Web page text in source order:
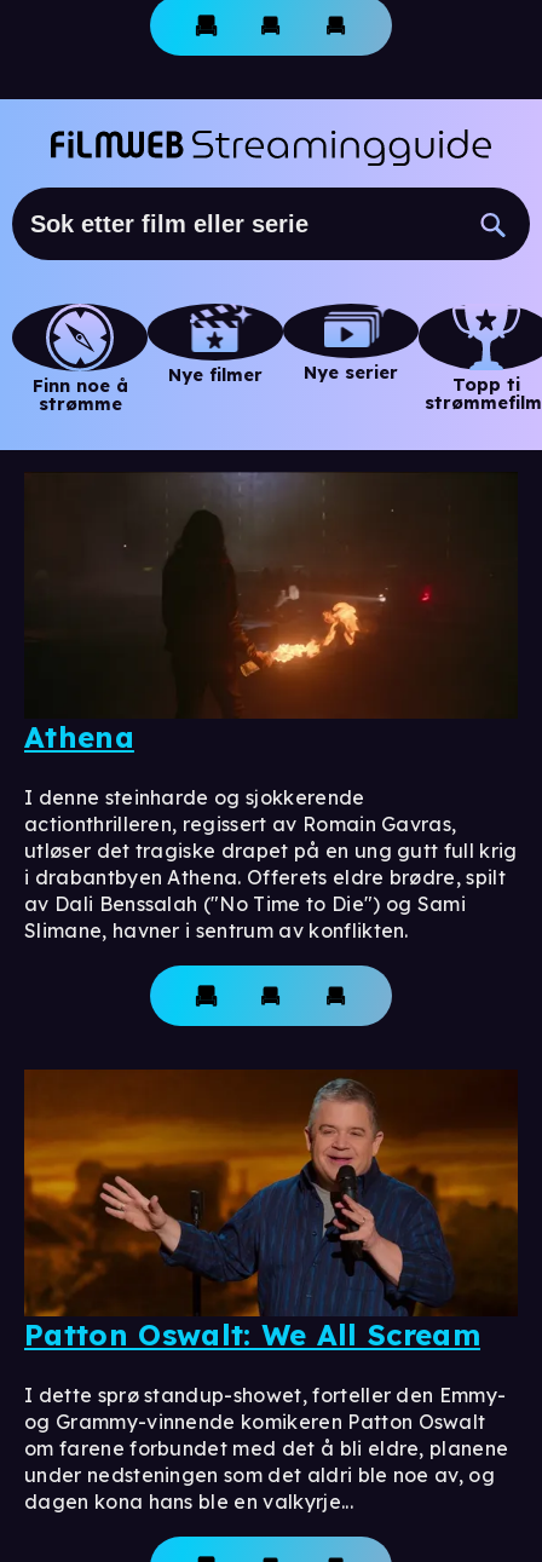
Finn noe å
strømme
Nye filmer Nye serier
Topp ti
Athena
I denne steinharde og sjokkerende
actionthrilleren, regissert av Romain Gavras,
utløser det tragiske drapet på en ung gutt full krig
i drabantbyen Athena. Offerets eldre brødre, spilt
av Dali Benssalah ("No Time to Die") og Sami
Slimane, havner i sentrum av konflikten.
Patton Oswalt: We All Scream
I dette sprø standup-showet, forteller den Emmy-
og Grammy-vinnende komikeren Patton Oswalt
om farene forbundet med det å bli eldre, planene
under nedsteningen som det aldri ble noe av, og
dagen kona hans ble en valkyrje...